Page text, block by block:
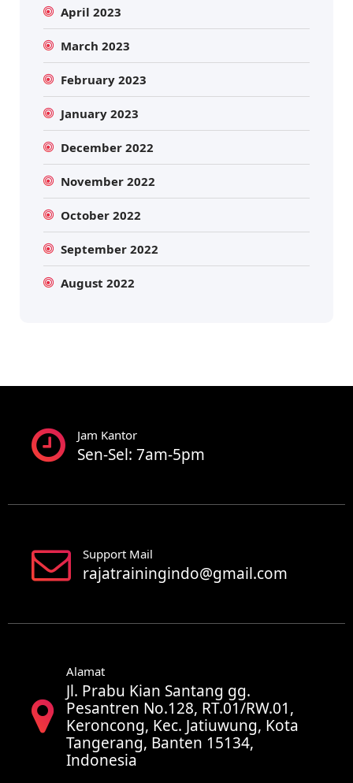
April 2023
March 2023
February 2023
January 2023
December 2022
November 2022
October 2022
September 2022
August 2022
Jam Kantor
Sen-Sel: 7am-5pm
Support Mail
rajatrainingindo@gmail.com
Alamat
Jl. Prabu Kian Santang gg.
Pesantren No.128, RT.01/RW.01,
Keroncong, Kec. Jatiuwung, Kota
Tangerang, Banten 15134,
Indonesia